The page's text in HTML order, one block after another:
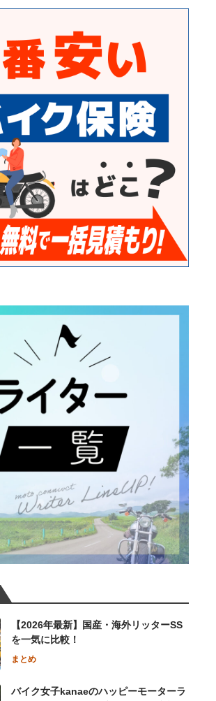
【2026年最新】国産・海外リッターSS
を一気に比較！
まとめ
バイク女子kanaeのハッピーモーターラ